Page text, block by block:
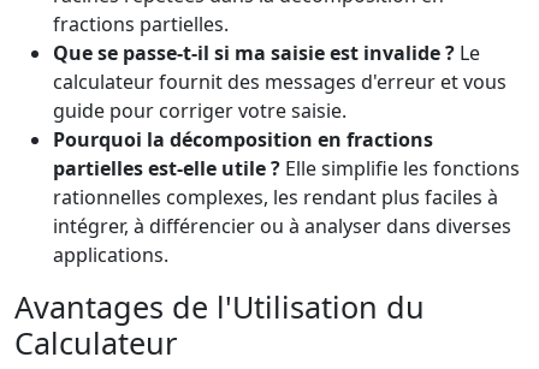
fractions partielles.
Que se passe-t-il si ma saisie est invalide ? Le
calculateur fournit des messages d'erreur et vous
guide pour corriger votre saisie.
Pourquoi la décomposition en fractions
partielles est-elle utile ? Elle simplifie les fonctions
rationnelles complexes, les rendant plus faciles à
intégrer, à différencier ou à analyser dans diverses
applications.
Avantages de l'Utilisation du
Calculateur